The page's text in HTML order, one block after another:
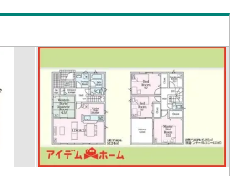
フ一同、お客様の住まい探しを全力で
ます。お気軽にお問合せ下さい！